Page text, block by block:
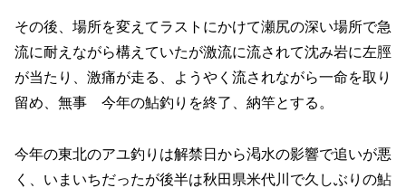
その後、場所を変えてラストにかけて瀬尻の深い場所で急
流に耐えながら構えていたが激流に流されて沈み岩に左脛
が当たり、激痛が走る、ようやく流されながら一命を取り
留め、無事 今年の鮎釣りを終了、納竿とする。
今年の東北のアユ釣りは解禁日から渇水の影響で追いが悪
く、いまいちだったが後半は秋田県米代川で久しぶりの鮎